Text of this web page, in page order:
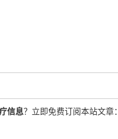
信息？立即免费订阅本站文章：